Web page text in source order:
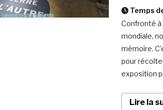
Temps
Confronté
mondiale,
mémoire.
pour
exposition
Lire la